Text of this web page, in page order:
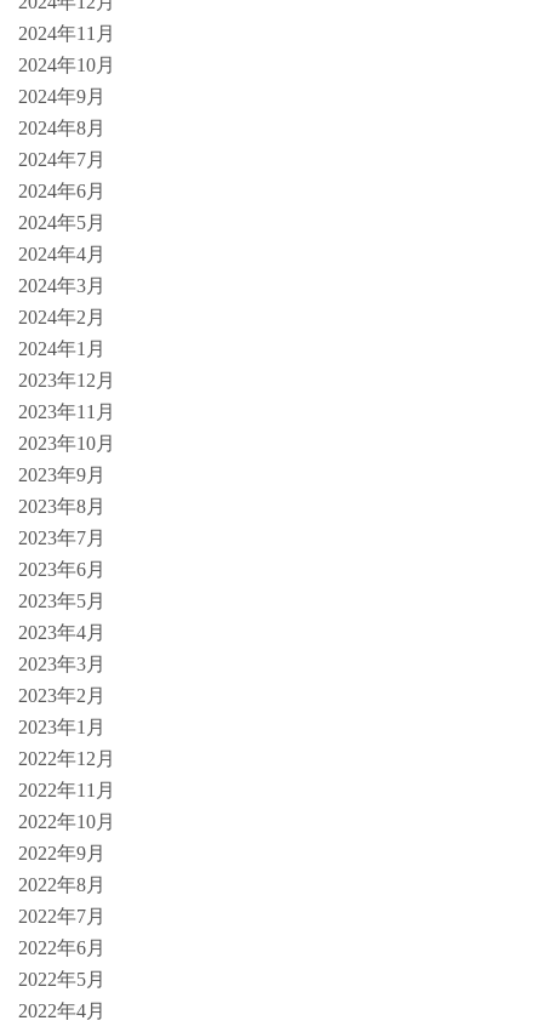
2024年11月
2024年10月
2024年9月
2024年8月
2024年7月
2024年6月
2024年5月
2024年4月
2024年3月
2024年2月
2024年1月
2023年12月
2023年11月
2023年10月
2023年9月
2023年8月
2023年7月
2023年6月
2023年5月
2023年4月
2023年3月
2023年2月
2023年1月
2022年12月
2022年11月
2022年10月
2022年9月
2022年8月
2022年7月
2022年6月
2022年5月
2022年4月